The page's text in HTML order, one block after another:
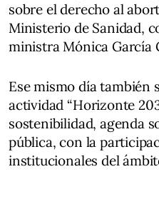
sobre el derecho al
Ministerio de Sanidad,
ministra Mónica García
Ese mismo día también
actividad “Horizonte
sostenibilidad, agenda
pública, con la
institucionales del